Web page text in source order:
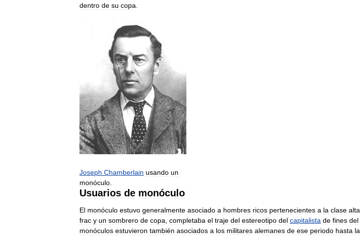
dentro de su copa.
Joseph Chamberlain usando un
monóculo
Usuarios de monóculo
El monóculo estuvo generalmente asociado a hombres ricos pertenecientes a la clase alta
frac y un sombrero de copa completaba el traje del estereotipo del capitalista de fines del
monóculos estuvieron también asociados a los militares alemanes de ese periodo hasta la